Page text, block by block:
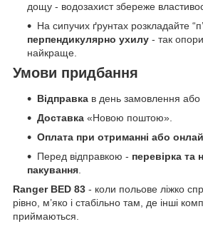
дощу - водозахист збереже
На сипучих ґрунтах розкладайте
перпендикулярно ухилу - так
найкраще.
Умови придбання
Відправка в день замовлення або
Доставка «Новою поштою».
Оплата при отриманні або
Перед відправкою - перевірка та
пакування
Ranger BED 83 - коли польове ліжко
рівно, м’яко і стабільно там, де інші
приймаються.